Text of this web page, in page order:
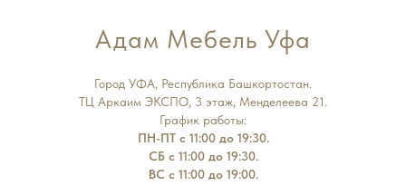
Адам Мебель Уфа
Город УФА, Республика Башкортостан.
ТЦ Аркаим ЭКСПО, 3 этаж, Менделеева 21.
График работы:
ПН-ПТ с 11:00 до 19:30.
СБ с 11:00 до 19:30.
ВС с 11:00 до 19:00.